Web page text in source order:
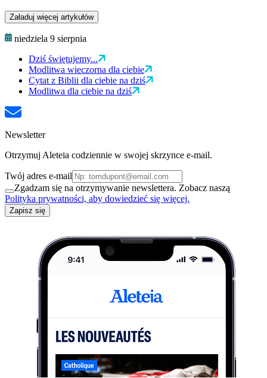
Załaduj więcej artykułów
niedziela 9 sierpnia
Dziś świętujemy...
Modlitwa wieczorna dla ciebie
Cytat z Biblii dla ciebie na dziś
Modlitwa dla ciebie na dziś
Newsletter
Otrzymuj Aleteia codziennie w swojej skrzynce e-mail.
Twój adres e-mail
Zgadzam się na otrzymywanie newslettera. Zobacz naszą
Polityka prywatności, aby dowiedzieć się więcej.
Zapisz się